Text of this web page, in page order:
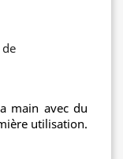
main avec du
utilisation.